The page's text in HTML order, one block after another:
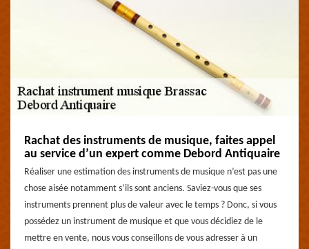
Rachat des instruments de musique, faites appel
au service d’un expert comme Debord Antiquaire
Réaliser une estimation des instruments de musique n’est pas une
chose aisée notamment s’ils sont anciens. Saviez-vous que ses
instruments prennent plus de valeur avec le temps ? Donc, si vous
possédez un instrument de musique et que vous décidiez de le
mettre en vente, nous vous conseillons de vous adresser à un